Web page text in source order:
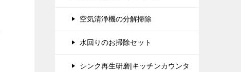
空気清浄機の分解掃除
水回りのお掃除セット
シンク再生研磨|キッチンカウンタ